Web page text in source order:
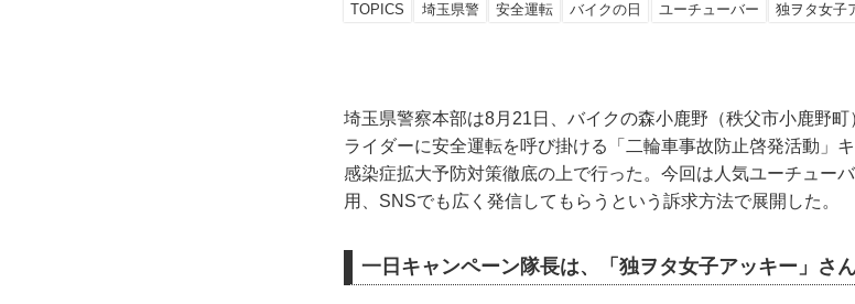
TOPICS 埼玉県警 安全運転 バイクの日 ユーチューバー 独ヲタ女子
埼玉県警察本部は8月21日、バイクの森小鹿野（秩父市小鹿野
ライダーに安全運転を呼び掛ける「二輪車事故防止啓発活動」
感染症拡大予防対策徹底の上で行った。今回は人気ユーチュー
用、SNSでも広く発信してもらうという訴求方法で展開した。
一日キャンペーン隊長は、「独ヲタ女子アッキー」さ